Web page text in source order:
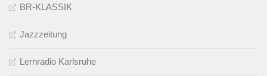
BR-KLASSIK
Jazzzeitung
Lernradio Karlsruhe